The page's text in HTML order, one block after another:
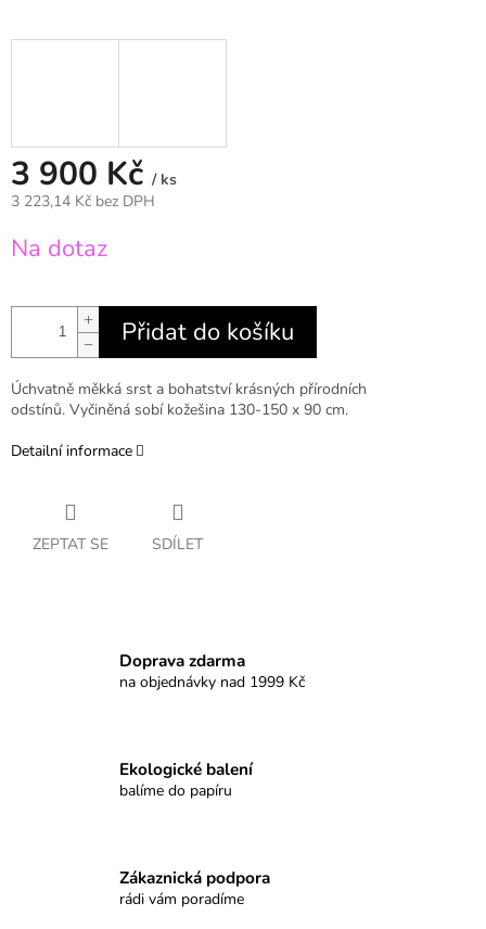
3 900 Kč / ks
3 223,14 Kč bez DPH
cena:
Na dotaz
+
−
Přidat do košíku
Úchvatně měkká srst a bohatství krásných přírodních
odstínů. Vyčiněná sobí kožešina 130-150 x 90 cm.
Detailní informace
ZEPTAT SE SDÍLET
Doprava zdarma
na objednávky nad 1999 Kč
Ekologické balení
balíme do papíru
Zákaznická podpora
rádi vám poradíme